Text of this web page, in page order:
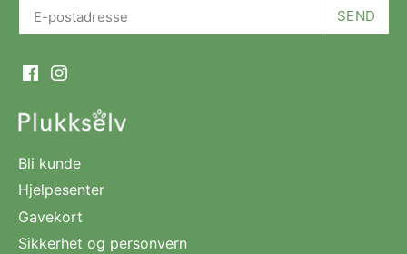
Bli kunde
Hjelpesenter
Gavekort
Sikkerhet og personvern